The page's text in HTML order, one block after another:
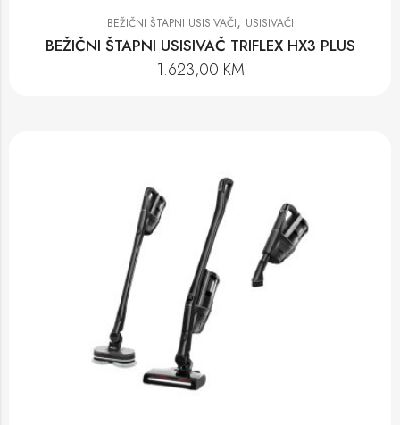
BEŽIČNI ŠTAPNI USISIVAČI, USISIVAČI
BEŽIČNI ŠTAPNI USISIVAČ TRIFLEX HX3 PLUS
1.623,00 KM